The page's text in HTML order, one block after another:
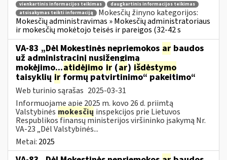
vienkartinis informacijos teikimas
daugkartinis informacijos teikimas
atsisakymas teikti informaciją
Mokesčių žinyno kategorijos:
Mokesčių administravimas » Mokesčių administratoriaus
ir mokesčių mokėtojo teisės ir pareigos (32-42 s
VA-83 „Dėl Mokestinės nepriemokos ar baudos
už administracinį nusižengimą
mokėjimo...atidėjimo ir (ar) išdėstymo
taisyklių ir formų patvirtinimo“ pakeitimo“
Web turinio sąrašas 2025-03-31
Informuojame apie 2025 m. kovo 26 d. priimtą
Valstybinės mokesčių inspekcijos prie Lietuvos
Respublikos finansų ministerijos viršininko įsakymą Nr.
VA-23 „Dėl Valstybinės...
Metai: 2025